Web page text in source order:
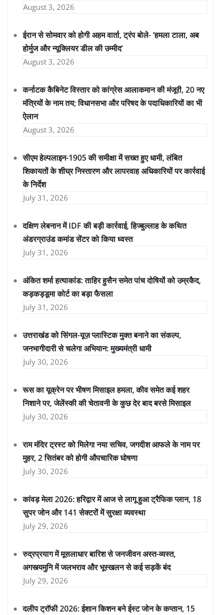
August 3, 2026
ईरान से सोमवार को होगी अहम वार्ता, ट्रंप बोले- ‘हमला टाला, अब
होर्मुज और न्यूक्लियर डील की उम्मीद’
August 3, 2026
कर्नाटक कैबिनेट विस्तार को कांग्रेस आलाकमान की मंजूरी, 20 नए
मंत्रियों के नाम तय; विधानसभा और परिषद के पदाधिकारियों का भी
ऐलान
August 3, 2026
सीएम हेल्पलाइन-1905 की समीक्षा में सख्त हुए धामी, लंबित
शिकायतों के शीघ्र निस्तारण और लापरवाह अधिकारियों पर कार्रवाई
के निर्देश
July 31, 2026
दक्षिण लेबनान में IDF की बड़ी कार्रवाई, हिज्बुल्लाह के कथित
अंडरग्राउंड कमांड सेंटर को किया ध्वस्त
July 31, 2026
अंकित शर्मा हत्याकांड: ताहिर हुसैन समेत पांच दोषियों को उम्रकैद,
कड़कड़डूमा कोर्ट का बड़ा फैसला
July 31, 2026
उत्तराखंड को सिंगल-यूज़ प्लास्टिक मुक्त बनाने का संकल्प,
जनभागीदारी से चलेगा अभियान: मुख्यमंत्री धामी
July 30, 2026
रूस का यूक्रेन पर भीषण मिसाइल हमला, कीव समेत कई शहर
निशाने पर, जेलेंस्की की चेतावनी के कुछ देर बाद बरसे मिसाइल
July 30, 2026
राम मंदिर ट्रस्ट को मिलेगा नया सचिव, जगदीश आफले के नाम पर
मुहर, 2 सितंबर को होगी औपचारिक घोषणा
July 30, 2026
कांवड़ मेला 2026: हरिद्वार में आज से लागू हुआ ट्रैफिक प्लान, 18
सुपर जोन और 141 सेक्टरों में सुरक्षा व्यवस्था
July 29, 2026
रुद्रप्रयाग में मूसलाधार बारिश से जनजीवन अस्त-व्यस्त,
अगस्त्यमुनि में जलभराव और भूस्खलन से कई सड़कें बंद
July 29, 2026
दलीप ट्रॉफी 2026: ईशान किशन बने ईस्ट जोन के कप्तान, 15